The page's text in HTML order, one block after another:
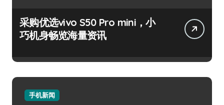
采购优选vivo S50 Pro mini，小
巧机身畅览海量资讯
手机新闻